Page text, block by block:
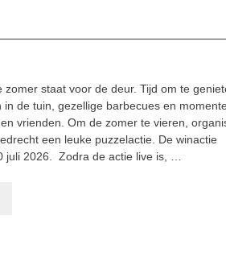
zomer staat voor de deur. Tijd om te
in de tuin, gezellige barbecues en
vrienden. Om de zomer te vieren,
een leuke puzzelactie. De winactie
juli 2026. Zodra de actie live is, …